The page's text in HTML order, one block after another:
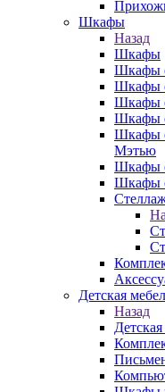
Шкафы
Назад
Шкафы
Шкафы
Шкафы
Шкафы
Шкафы
Шкафы
Мэтью
Шкафы
Шкафы
Детская
Назад